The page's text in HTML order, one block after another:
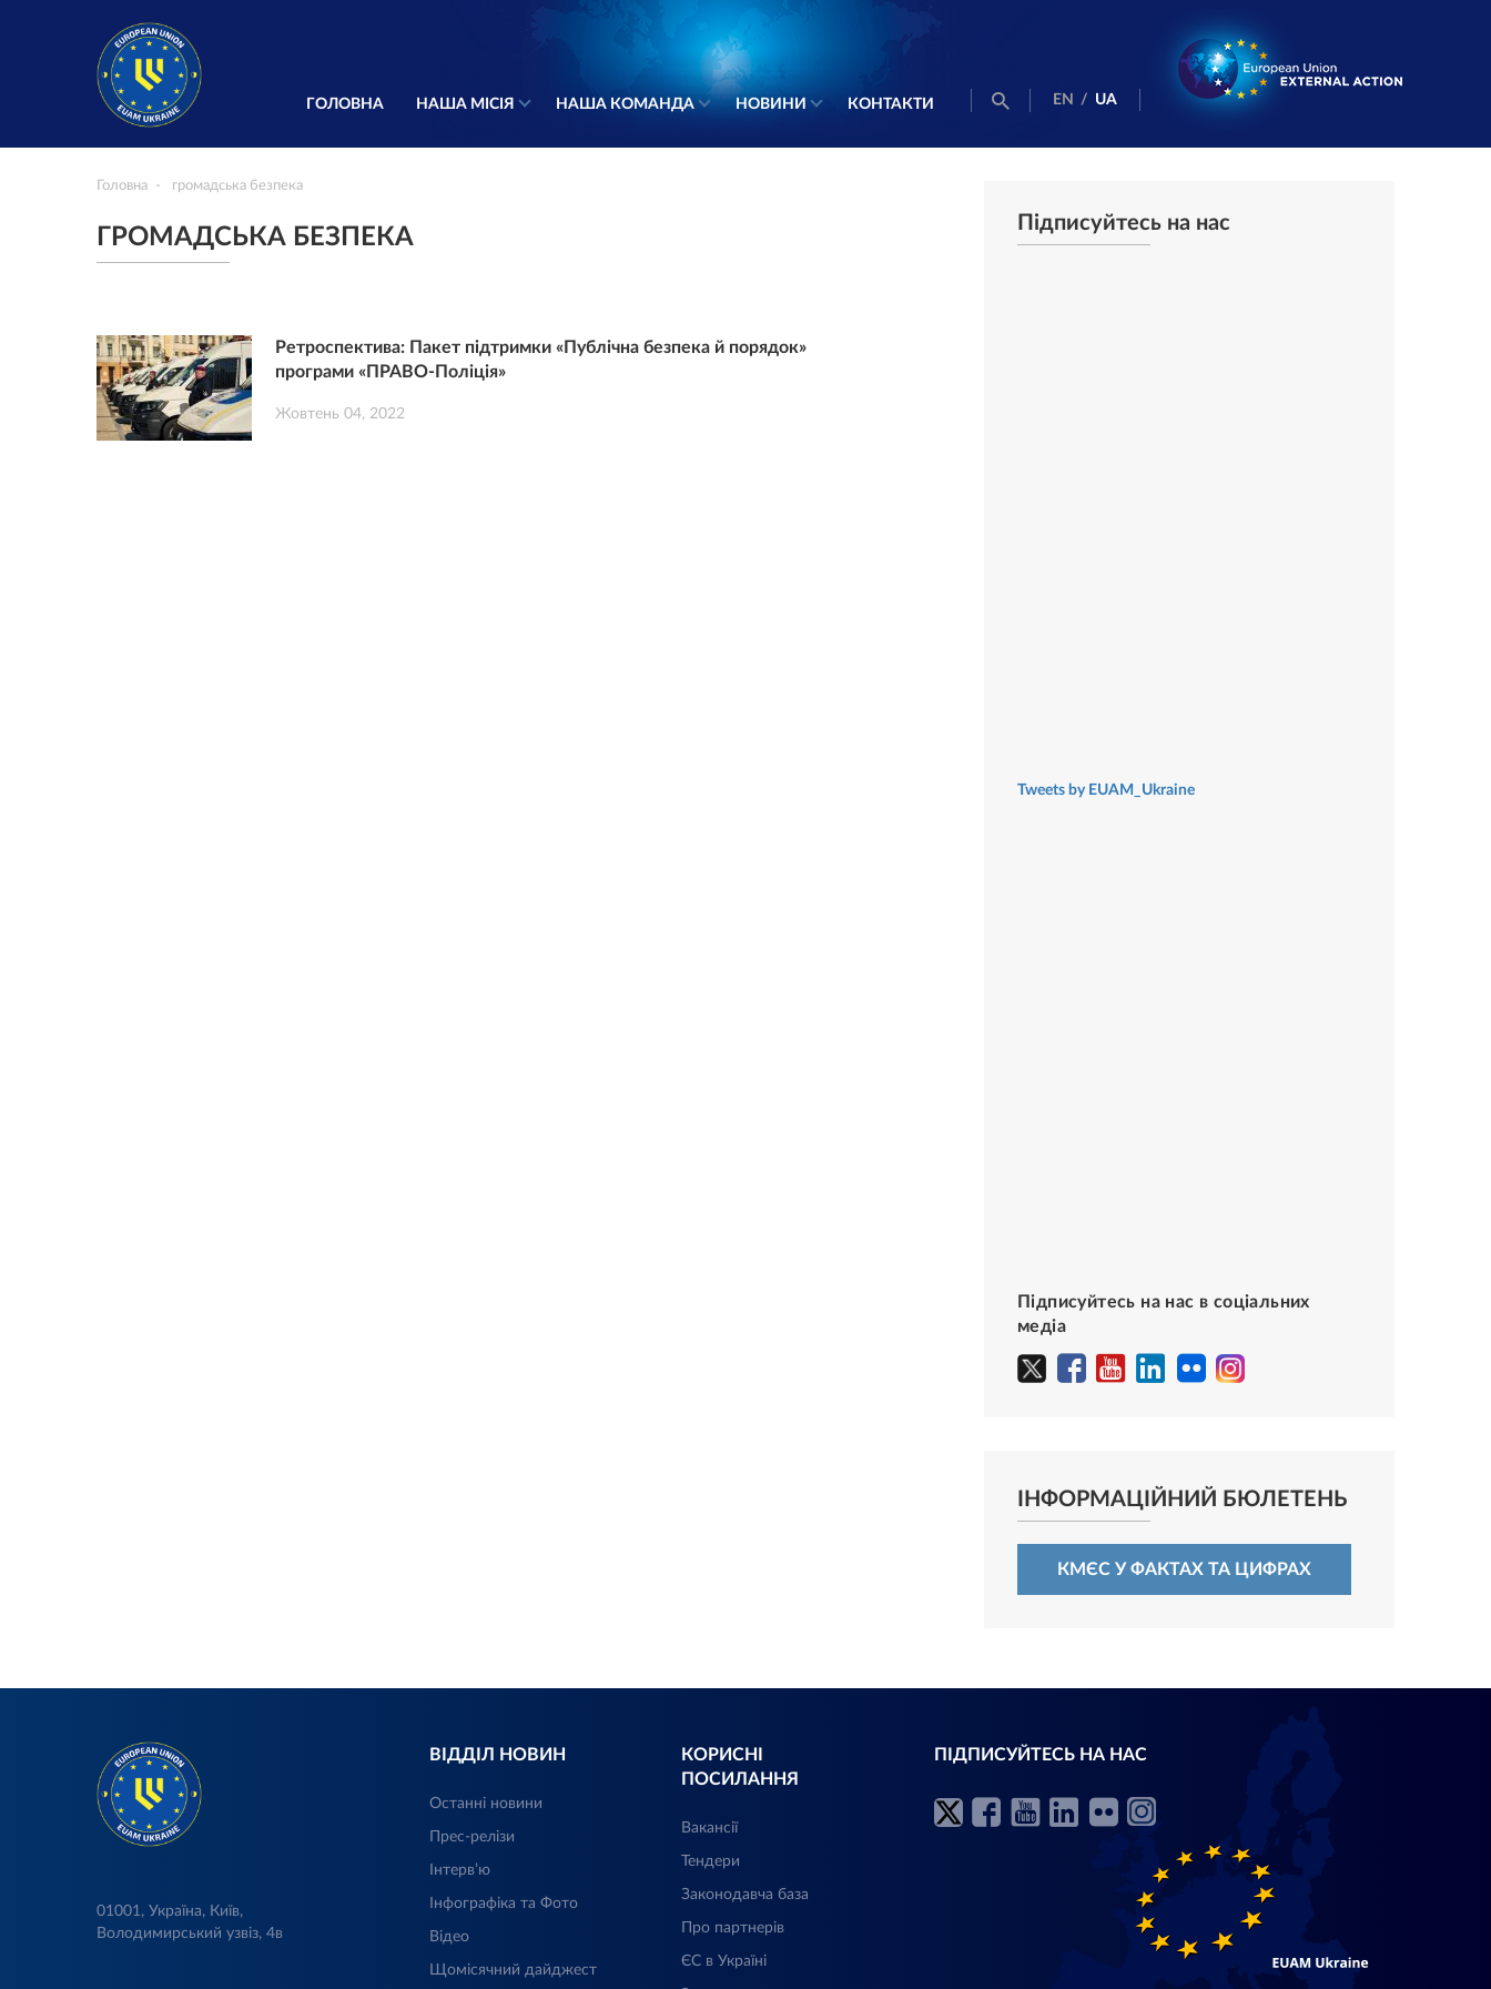
ГОЛОВНА НАША МІСІЯ НАША КОМАНДА НОВИНИ КОНТАКТИ EN / UA
Головна громадська безпека
ГРОМАДСЬКА БЕЗПЕКА
Ретроспектива: Пакет підтримки «Публічна безпека й порядок»
програми «ПРАВО-Поліція»
Жовтень 04, 2022
Підписуйтесь на нас
Tweets by EUAM_Ukraine
Підписуйтесь на нас в соціальних
медіа
ІНФОРМАЦІЙНИЙ БЮЛЕТЕНЬ
КМЄС У ФАКТАХ ТА ЦИФРАХ
01001, Україна, Київ,
Володимирський узвіз, 4в
ВІДДІЛ НОВИН
Останні новини
Прес-релізи
Інтерв’ю
Інфографіка та Фото
Відео
Щомісячний дайджест
КОРИСНІ
ПОСИЛАННЯ
Вакансії
Тендери
Законодавча база
Про партнерів
ЄС в Україні
ПІДПИСУЙТЕСЬ НА НАС